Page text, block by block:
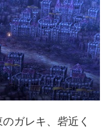
ガレキ、砦近く